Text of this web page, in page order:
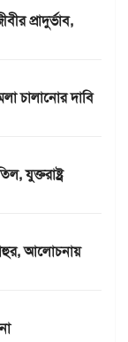
প্রাদুর্ভাব,
চালানোর দাবি
যুক্তরাষ্ট্র
আলোচনায়